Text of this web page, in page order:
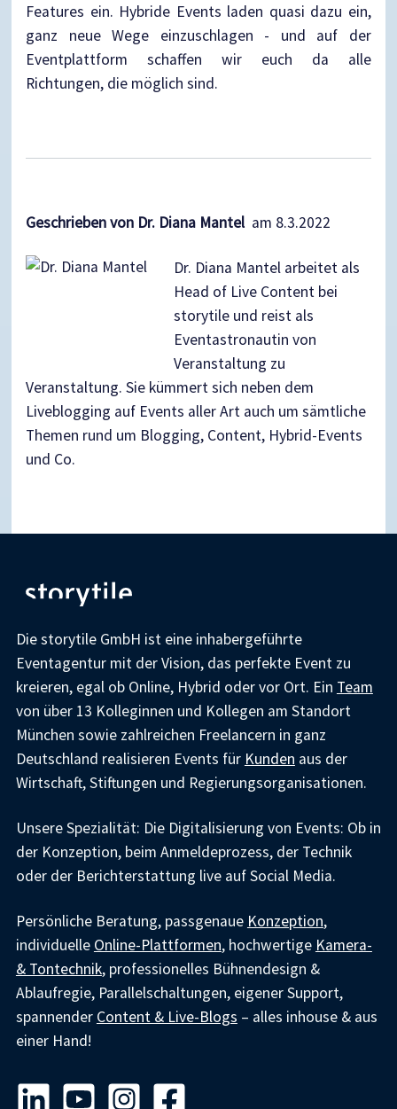
Features ein. Hybride Events laden quasi dazu ein,
ganz neue Wege einzuschlagen - und auf der
Eventplattform schaffen wir euch da alle
Richtungen, die möglich sind.
Geschrieben von Dr. Diana Mantel am 8.3.2022
Dr. Diana Mantel arbeitet als
Head of Live Content bei
storytile und reist als
Eventastronautin von
Veranstaltung zu
Veranstaltung. Sie kümmert sich neben dem
Liveblogging auf Events aller Art auch um sämtliche
Themen rund um Blogging, Content, Hybrid-Events
und Co.
Die storytile GmbH ist eine inhabergeführte
Eventagentur mit der Vision, das perfekte Event zu
kreieren, egal ob Online, Hybrid oder vor Ort. Ein Team
von über 13 Kolleginnen und Kollegen am Standort
München sowie zahlreichen Freelancern in ganz
Deutschland realisieren Events für Kunden aus der
Wirtschaft, Stiftungen und Regierungsorganisationen.
Unsere Spezialität: Die Digitalisierung von Events: Ob in
der Konzeption, beim Anmeldeprozess, der Technik
oder der Berichterstattung live auf Social Media.
Persönliche Beratung, passgenaue Konzeption,
individuelle Online-Plattformen, hochwertige Kamera-
& Tontechnik, professionelles Bühnendesign &
Ablaufregie, Parallelschaltungen, eigener Support,
spannender Content & Live-Blogs – alles inhouse & aus
einer Hand!